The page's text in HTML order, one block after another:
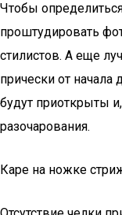
Чтобы
проштудировать
стилистов. А еще
прически от начала
будут приоткрыты
разочарования.
Каре на ножке